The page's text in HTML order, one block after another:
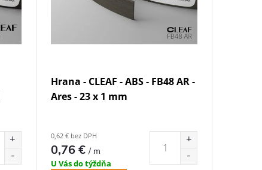
Hrana - CLEAF - ABS - FB48 AR -
Ares - 23 x 1 mm
0,62 € bez DPH
0,76 €/ m
U Vás do týždňa